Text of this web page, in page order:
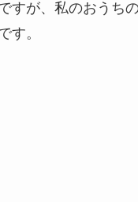
すが、私のおうち
す。